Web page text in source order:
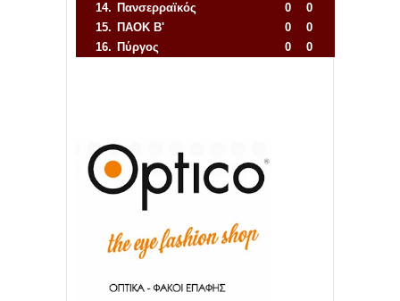
14. Πανσερραϊκός 0
0
15. ΠΑΟΚ Β' 0
0
16. Πύργος 0
0